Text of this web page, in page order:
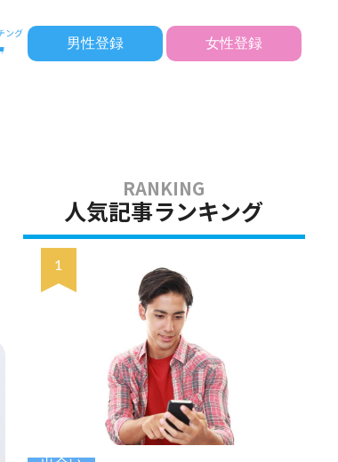
男性登録 女性登録
人気記事ランキング